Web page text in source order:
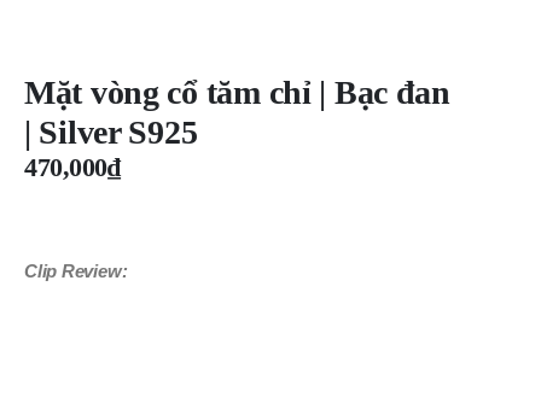
Mặt vòng cổ tăm chỉ | Bạc đan
| Silver S925
470,000₫
Clip Review: